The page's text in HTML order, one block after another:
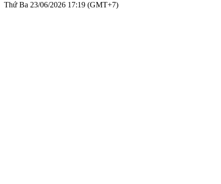
Thứ Ba 23/06/2026 17:19 (GMT+7)